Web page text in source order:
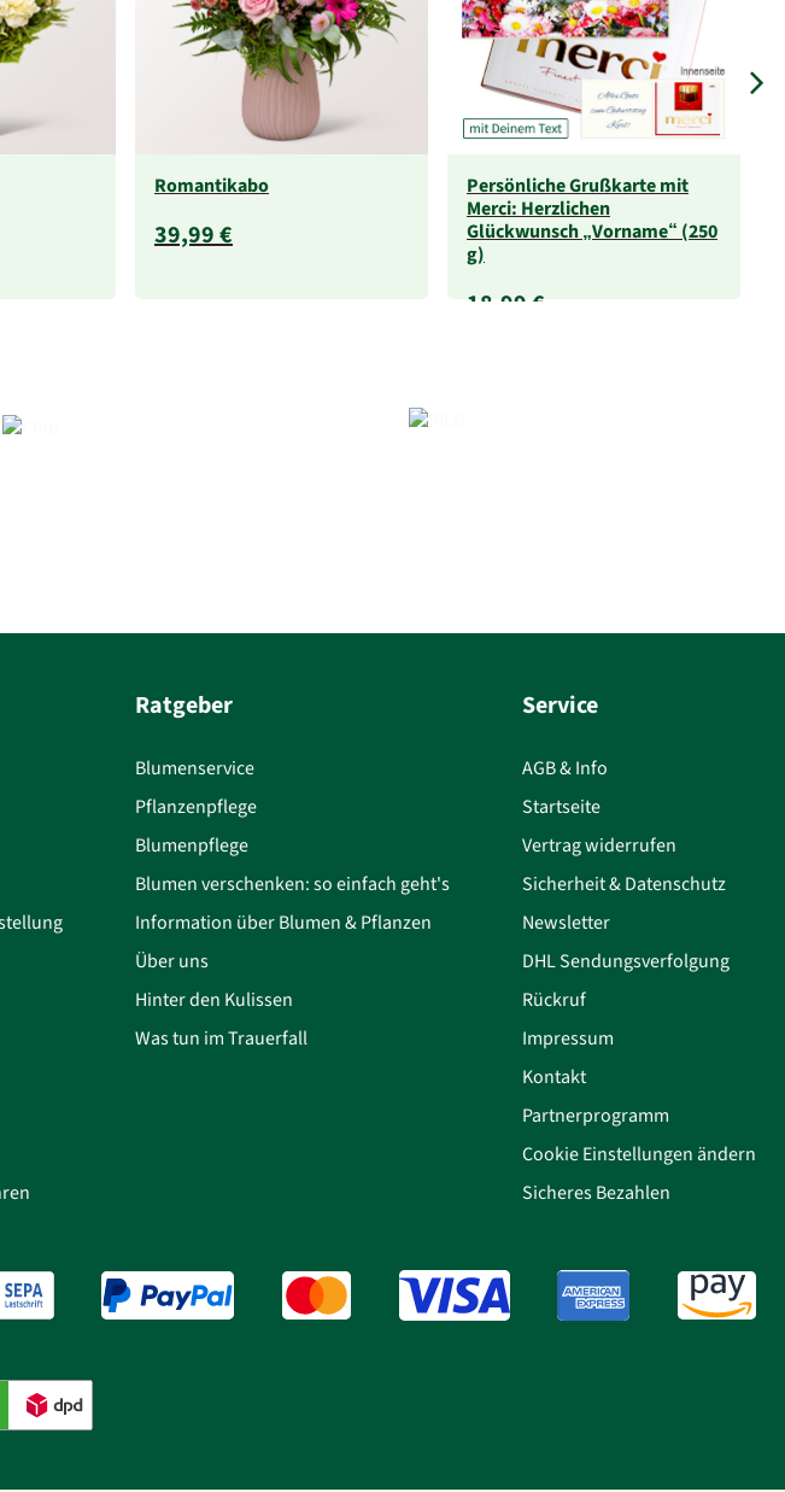
Romantikabo
39,99 €
Persönliche Grußkarte mit
Merci: Herzlichen
Glückwunsch „Vorname“ (250
g)
18,99 €
Ratgeber
Blumenservice
Pflanzenpflege
Blumenpflege
Blumen verschenken: so einfach geht's
Information über Blumen & Pflanzen
Über uns
Hinter den Kulissen
Was tun im Trauerfall
Service
AGB & Info
Startseite
Vertrag widerrufen
Sicherheit & Datenschutz
Newsletter
DHL Sendungsverfolgung
Rückruf
Impressum
Kontakt
Partnerprogramm
Cookie Einstellungen ändern
Sicheres Bezahlen